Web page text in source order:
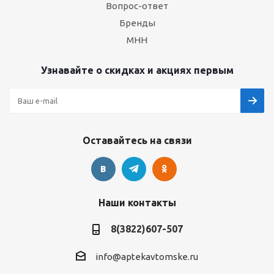
Вопрос-ответ
Бренды
МНН
Узнавайте о скидках и акциях первым
Оставайтесь на связи
Наши контакты
8(3822)607-507
info@aptekavtomske.ru